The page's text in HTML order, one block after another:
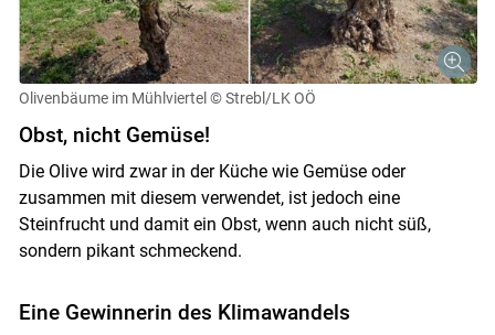
Olivenbäume im Mühlviertel © Strebl/LK OÖ
Obst, nicht Gemüse!
Die Olive wird zwar in der Küche wie Gemüse oder
zusammen mit diesem verwendet, ist jedoch eine
Steinfrucht und damit ein Obst, wenn auch nicht süß,
sondern pikant schmeckend.
Eine Gewinnerin des Klimawandels